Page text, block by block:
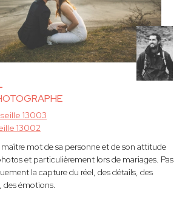
13003
13002
maître mot de sa personne et de son attitude
et particulièrement lors de mariages. Pas
la capture du réel, des détails, des
des émotions.